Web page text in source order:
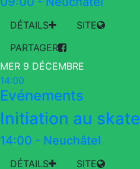
DÉTAILS
SITE
PARTAGER
MER 9 DÉCEMBRE
14:00
Evénements
Initiation au skate
14:00 - Neuchâtel
DÉTAILS
SITE